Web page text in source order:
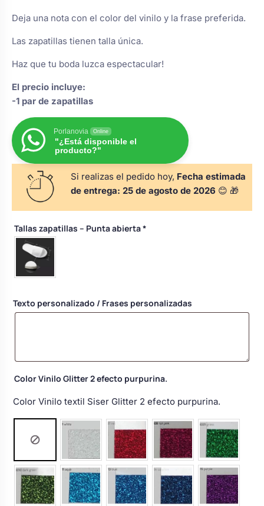
para arras
alianzas
porta alianzas
de boda
y pala tarta
damas de honor
bebé boda
floral coche
personalizadas
Sorpresas y Diversión
Detalles de comunión para invitados
Ver todo
Bolsos personalizados
Neceseres personalizados
Otros regalos
Ver todo
Deja una nota con el color del vinilo y la frase preferida.
Las zapatillas tienen talla única.
Haz que tu boda luzca espectacular!
El precio incluye:
-1 par de zapatillas
Porlanovia Online
"¿Está disponible el
producto?"
Si realizas el pedido hoy, Fecha estimada
de entrega: 25 de agosto de 2026 😊 🎁
Tallas zapatillas – Punta abierta*
Texto personalizado / Frases personalizadas
Color Vinilo Glitter 2 efecto purpurina.
Color Vinilo textil Siser Glitter 2 efecto purpurina.